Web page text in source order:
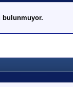
bulunmuyor.